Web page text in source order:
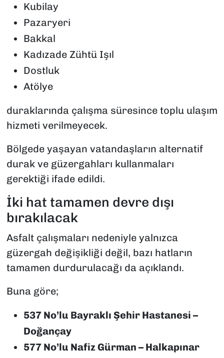
Kubilay
Pazaryeri
Bakkal
Kadızade Zühtü Işıl
Dostluk
Atölye
duraklarında çalışma süresince toplu ulaşım
hizmeti verilmeyecek.
Bölgede yaşayan vatandaşların alternatif
durak ve güzergahları kullanmaları
gerektiği ifade edildi.
İki hat tamamen devre dışı
bırakılacak
Asfalt çalışmaları nedeniyle yalnızca
güzergah değişikliği değil, bazı hatların
tamamen durdurulacağı da açıklandı.
Buna göre;
537 No’lu Bayraklı Şehir Hastanesi –
Doğançay
577 No’lu Nafiz Gürman – Halkapınar